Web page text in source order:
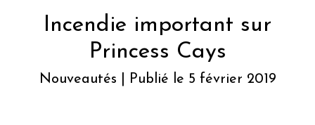
Incendie important sur
Princess Cays
Nouveautés | Publié le 5 février 2019